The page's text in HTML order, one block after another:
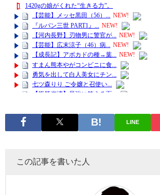
LINE
この記事を書いた人